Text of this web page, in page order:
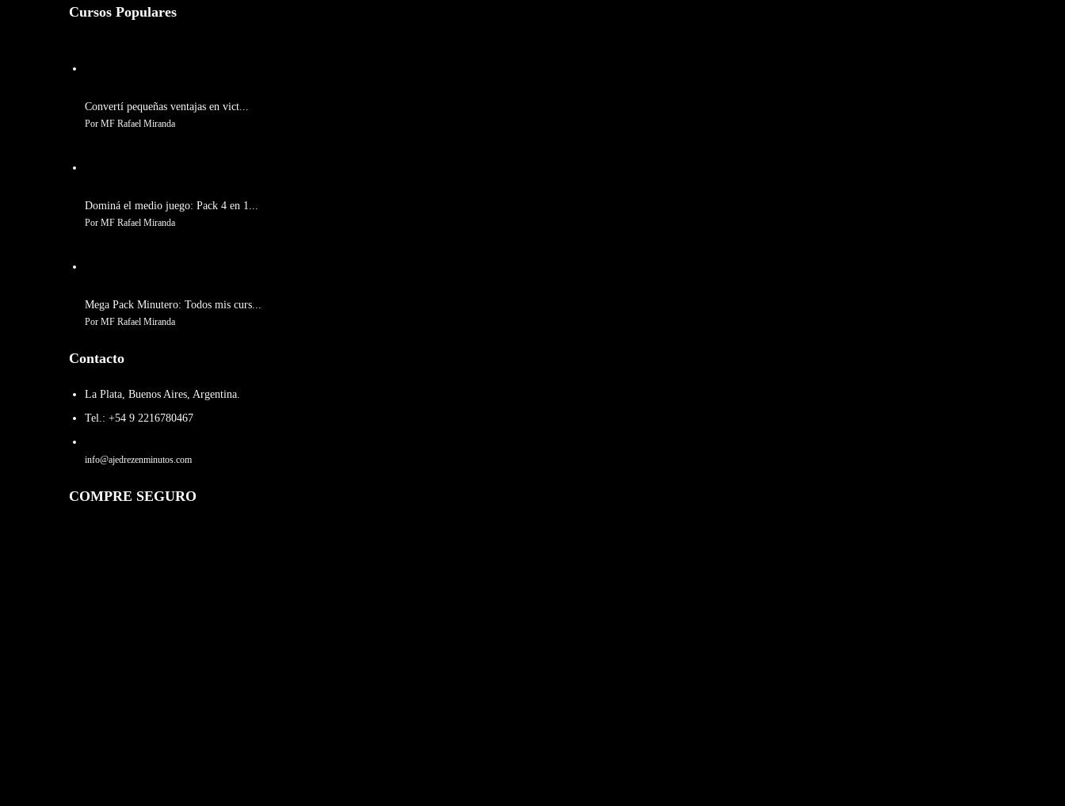
Cursos Populares
Convertí pequeñas ventajas en vict...
Por MF Rafael Miranda
Dominá el medio juego: Pack 4 en 1...
Por MF Rafael Miranda
Mega Pack Minutero: Todos mis curs...
Por MF Rafael Miranda
Contacto
La Plata, Buenos Aires, Argentina.
Tel.: +54 9 2216780467
info@ajedrezenminutos.com
COMPRE SEGURO